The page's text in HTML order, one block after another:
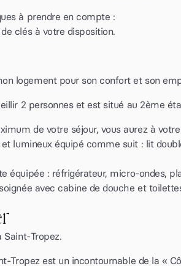
à prendre en compte :
clés à votre disposition.
logement pour son confort et son
2 personnes et est situé au 2ème
de votre séjour, vous aurez à
lumineux équipé comme suit : lit
équipée : réfrigérateur, micro-ondes,
avec cabine de douche et
Saint-Tropez.
Tropez est un incontournable de la «